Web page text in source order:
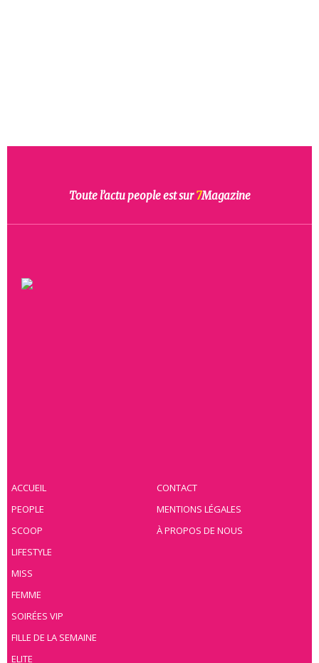
Toute l’actu people est sur7Magazine
ACCUEIL
PEOPLE
SCOOP
LIFESTYLE
MISS
FEMME
SOIRÉES VIP
FILLE DE LA SEMAINE
ELITE
CONTACT
MENTIONS LÉGALES
À PROPOS DE NOUS